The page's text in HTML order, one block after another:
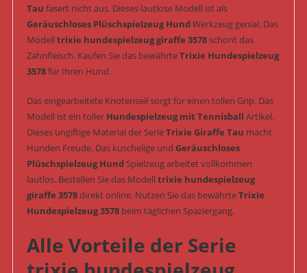
Tau fasert nicht aus. Dieses lautlose Modell ist als
Geräuschloses Plüschspielzeug HundWerkzeug genial. Das
Modelltrixie hundespielzeug giraffe 3578schont das
Zahnfleisch. Kaufen Sie das bewährteTrixie Hundespielzeug
3578für Ihren Hund.
Das eingearbeitete Knotenseil sorgt für einen tollen Grip. Das
Modell ist ein toller Hundespielzeug mit Tennisball Artikel.
Dieses ungiftige Material der SerieTrixie Giraffe Tau macht
Hunden Freude. Das kuschelige und Geräuschloses
Plüschspielzeug HundSpielzeug arbeitet vollkommen
lautlos. Bestellen Sie das Modelltrixie hundespielzeug
giraffe 3578direkt online. Nutzen Sie das bewährteTrixie
Hundespielzeug 3578beim täglichen Spaziergang.
Alle Vorteile der Serie